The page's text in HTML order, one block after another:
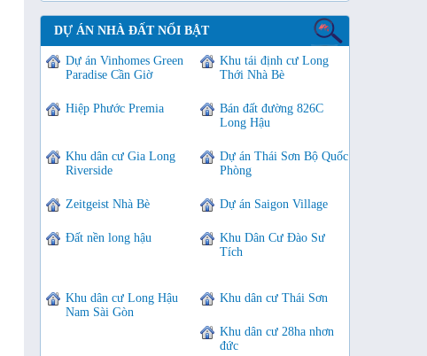
DỰ ÁN NHÀ ĐẤT NỔI BẬT
Dự án Vinhomes Green
Paradise Cần Giờ
Khu tái định cư Long
Thới Nhà Bè
Hiệp Phước Premia
Bán đất đường 826C
Long Hậu
Khu dân cư Gia Long
Riverside
Dự án Thái Sơn Bộ Quốc
Phòng
Zeitgeist Nhà Bè Dự án Saigon Village
Đất nền long hậu
Khu Dân Cư Đào Sư
Tích
Khu dân cư Long Hậu
Nam Sài Gòn
Khu dân cư Thái Sơn
Khu dân cư 28ha nhơn
đức